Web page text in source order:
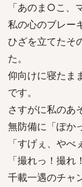
「あのま○こ、
私の心のブレー
ひざを立てたそ
た。
仰向けに寝たま
です。
さすがに私のあ
無防備に「ぽか
「すげぇ、やべ
「撮れっ！撮れ
千載一遇のチャ